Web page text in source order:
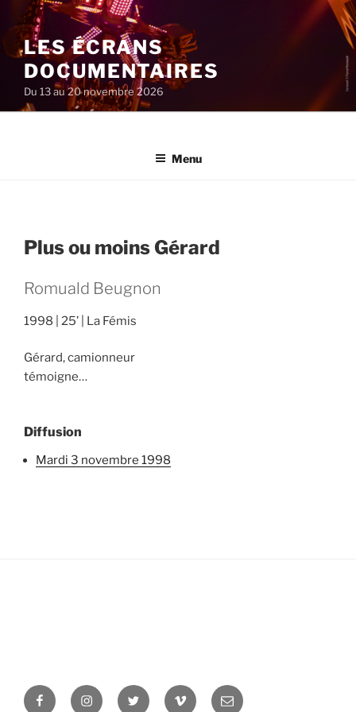
au
contenu
principal
LES ÉCRANS
DOCUMENTAIRES
Du 13 au 20 novembre 2026
Menu
Plus ou moins Gérard
Romuald Beugnon
1998 25’ La Fémis
Gérard, camionneur
témoigne…
Diffusion
mardi 3 novembre 1998
FacebookInstagramTwitter Vimeo Newsletter